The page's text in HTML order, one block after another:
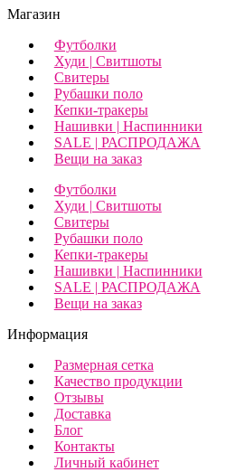
Магазин
Футболки
Худи | Свитшоты
Свитеры
Рубашки поло
Кепки-тракеры
Нашивки | Наспинники
SALE | РАСПРОДАЖА
Вещи на заказ
Футболки
Худи | Свитшоты
Свитеры
Рубашки поло
Кепки-тракеры
Нашивки | Наспинники
SALE | РАСПРОДАЖА
Вещи на заказ
Информация
Размерная сетка
Качество продукции
Отзывы
Доставка
Блог
Контакты
Личный кабинет